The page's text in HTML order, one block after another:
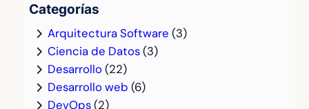
Categorías
Arquitectura Software (3)
Ciencia de Datos(3)
Desarrollo(22)
Desarrollo web (6)
DevOps(2)